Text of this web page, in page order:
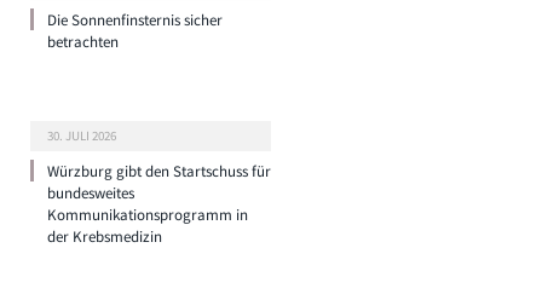
Die Sonnenfinsternis sicher
betrachten
30. JULI 2026
Würzburg gibt den Startschuss für
bundesweites
Kommunikationsprogramm in
der Krebsmedizin